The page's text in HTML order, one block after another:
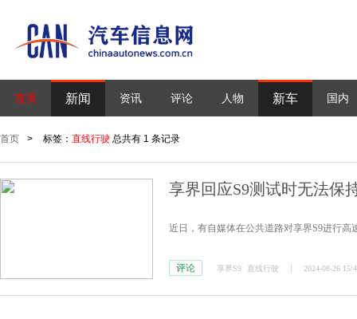
首页 新闻 资讯 评论 人物 新车 国内
首页 > 标签： 直线行驶 总共有 1 条记录
享界回应S9测试时无法保
近日，有自媒体在公共道路对享界S9进行高
评论 享界S9 直线行驶 2024-08-26